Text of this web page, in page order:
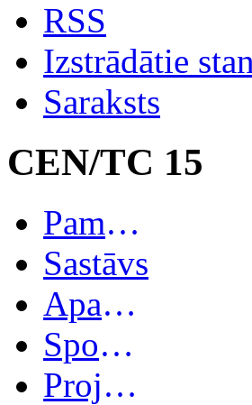
RSS
Izstrādātie
Saraksts
CEN/TC 15
Pamatinformācija
Sastāvs
Apakškomitejas
Spoguļkomitejas
Projekti